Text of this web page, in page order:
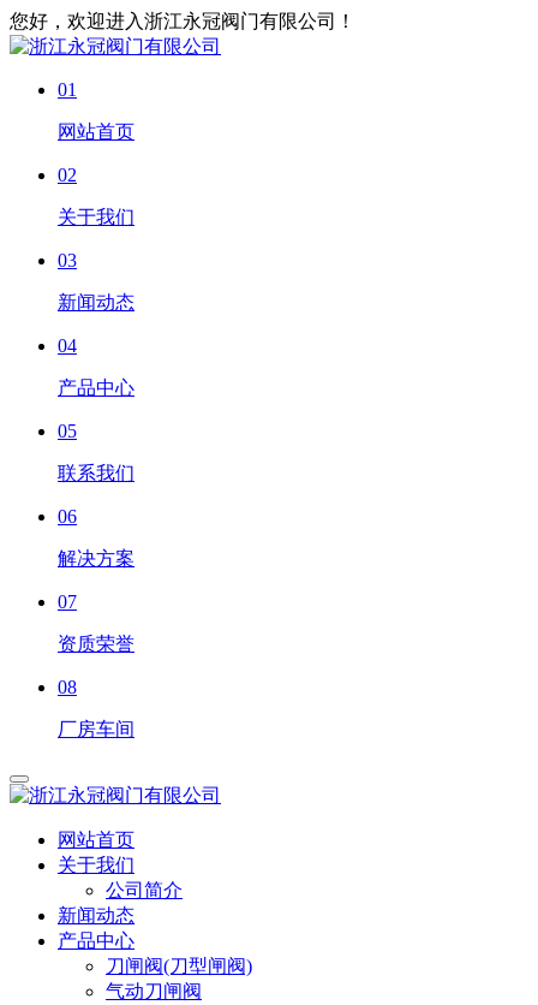
您好，欢迎进入浙江永冠阀门有限公司！
01
网站首页
02
关于我们
03
新闻动态
04
产品中心
05
联系我们
06
解决方案
07
资质荣誉
08
厂房车间
网站首页
关于我们
公司简介
新闻动态
产品中心
刀闸阀(刀型闸阀)
气动刀闸阀